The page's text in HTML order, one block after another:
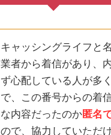
キャッシングライフと
業者から着信があり、
ず心配している人が多
で、この番号からの着
な内容だったのか匿名
ので、協力していただ